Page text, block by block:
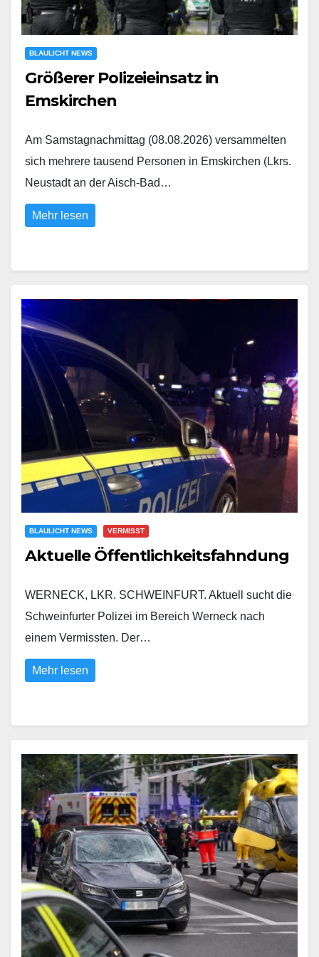
BLAULICHT NEWS
Größerer Polizeieinsatz in
Emskirchen
Am Samstagnachmittag (08.08.2026) versammelten
sich mehrere tausend Personen in Emskirchen (Lkrs.
Neustadt an der Aisch-Bad…
Mehr lesen
BLAULICHT NEWS VERMISST
Aktuelle Öffentlichkeitsfahndung
WERNECK, LKR. SCHWEINFURT. Aktuell sucht die
Schweinfurter Polizei im Bereich Werneck nach
einem Vermissten. Der…
Mehr lesen